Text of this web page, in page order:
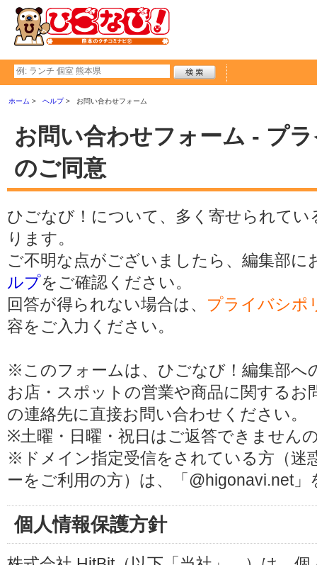
ホーム ヘルプ お問い合わせフォーム
お問い合わせフォーム - プ
のご同意
ひごなび！について、多く寄せられてい
ります。
ご不明な点がございましたら、編集部
ルプをご確認ください。
回答が得られない場合は、 プライバシポ
容をご入力ください。
※このフォームは、ひごなび！編集部へ
お店・スポットの営業や商品に関する
の連絡先に直接お問い合わせください。
※土曜・日曜・祝日はご返答できません
※ドメイン指定受信をされている方（迷
ーをご利用の方）は、「@higonavi.net
個人情報保護方針